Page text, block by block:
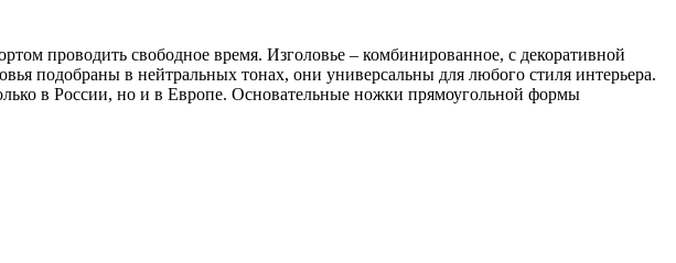
проводить свободное время. Изголовье – комбинированное, с декоративной
подобраны в нейтральных тонах, они универсальны для любого стиля интерьера.
в России, но и в Европе. Основательные ножки прямоугольной формы